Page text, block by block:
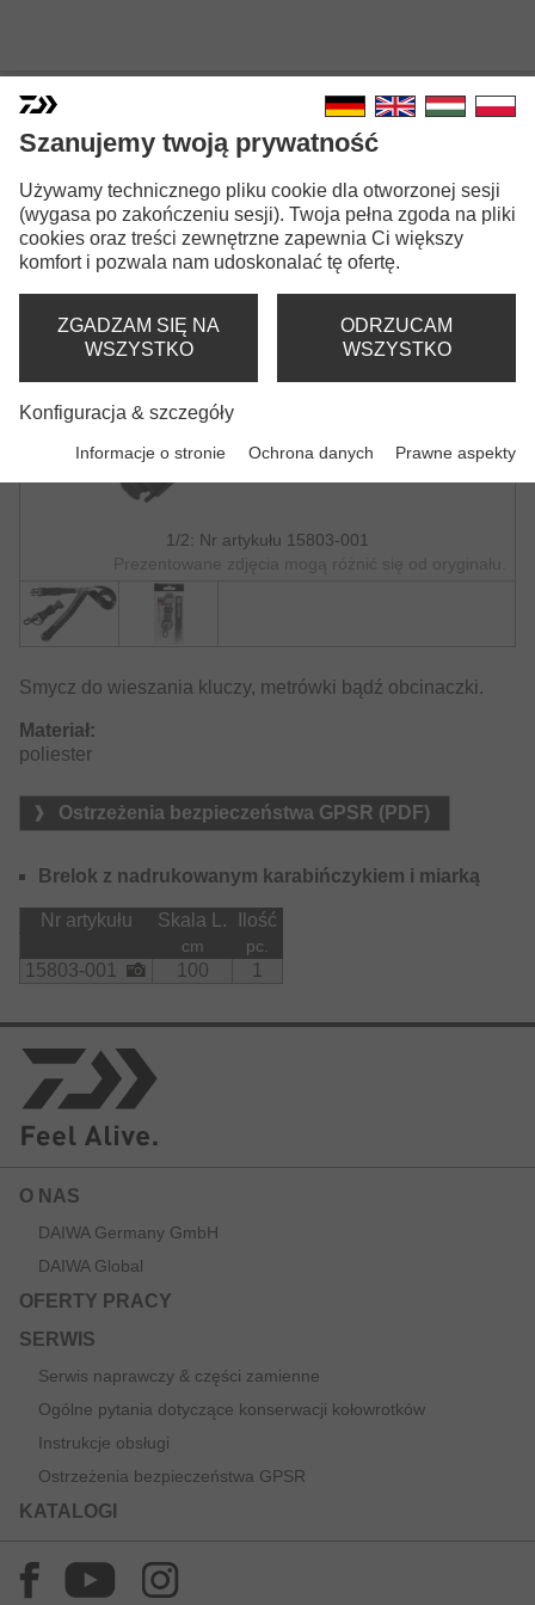
DAIWA LANYARD
SMYCZ | Z TAŚMĄ MIERNICZĄ
1/2: Nr artykułu 15803-001
Prezentowane zdjęcia mogą różnić się od oryginału.
Smycz do wieszania kluczy, metrówki bądź obcinaczki.
Materiał:
poliester
Ostrzeżenia bezpieczeństwa GPSR (PDF)
Brelok z nadrukowanym karabińczykiem i miarką
Nr artykułu Skala L. Ilość
cm pc.
15803-001 100 1
O NAS
DAIWA Germany GmbH
DAIWA Global
OFERTY PRACY
SERWIS
Serwis naprawczy & części zamienne
Ogólne pytania dotyczące konserwacji kołowrotków
Instrukcje obsługi
Ostrzeżenia bezpieczeństwa GPSR
KATALOGI
Szanujemy twoją prywatność
Używamy technicznego pliku cookie dla otworzonej sesji
(wygasa po zakończeniu sesji). Twoja pełna zgoda na pliki
cookies oraz treści zewnętrzne zapewnia Ci większy
komfort i pozwala nam udoskonalać tę ofertę.
ZGADZAM SIĘ NA
WSZYSTKO
ODRZUCAM
WSZYSTKO
Konfiguracja & szczegóły
Informacje o stronie Ochrona danych Prawne aspekty